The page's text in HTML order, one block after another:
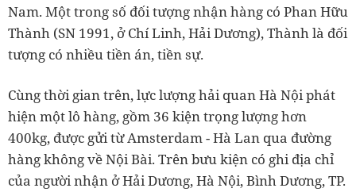
Nam. Một trong số đối tượng nhận hàng có Phan Hữu
Thành (SN 1991, ở Chí Linh, Hải Dương), Thành là đối
tượng có nhiều tiền án, tiền sự.
Cùng thời gian trên, lực lượng hải quan Hà Nội phát
hiện một lô hàng, gồm 36 kiện trọng lượng hơn
400kg, được gửi từ Amsterdam - Hà Lan qua đường
hàng không về Nội Bài. Trên bưu kiện có ghi địa chỉ
của người nhận ở Hải Dương, Hà Nội, Bình Dương, TP.